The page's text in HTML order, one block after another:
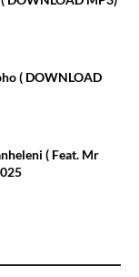
( DOWNLOAD
( Feat. Mr